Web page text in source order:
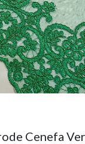
Cenefa